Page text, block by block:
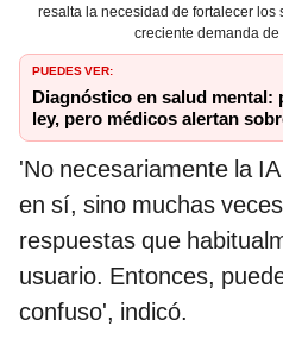
resalta la necesidad de fortalecer los
creciente demanda de
PUEDES VER:
Diagnóstico en salud mental:
ley, pero médicos alertan
'No necesariamente la
en sí, sino muchas
respuestas que
usuario. Entonces,
confuso', indicó.